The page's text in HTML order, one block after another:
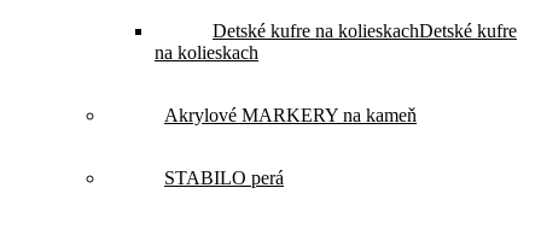
Detské kufre na kolieskachDetské kufre
na kolieskach
Akrylové MARKERY na kameň
STABILO perá